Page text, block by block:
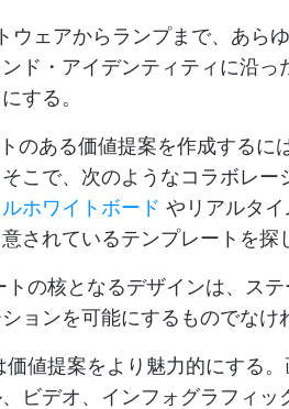
ウェアからランプまで、あら
ド・アイデンティティに沿っ
する。
のある価値提案を作成するに
こで、次のようなコラボレー
ホワイトボード やリアルタ
されているテンプレートを探
トの核となるデザインは、ステ
ョンを可能にするものでなけ
価値提案をより魅力的にする
ビデオ、インフォグラフィッ